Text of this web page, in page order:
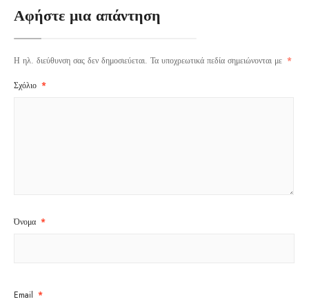
Αφήστε μια απάντηση
Η ηλ. διεύθυνση σας δεν δημοσιεύεται. Τα υποχρεωτικά πεδία σημειώνονται με *
Σχόλιο *
Όνομα *
Email *